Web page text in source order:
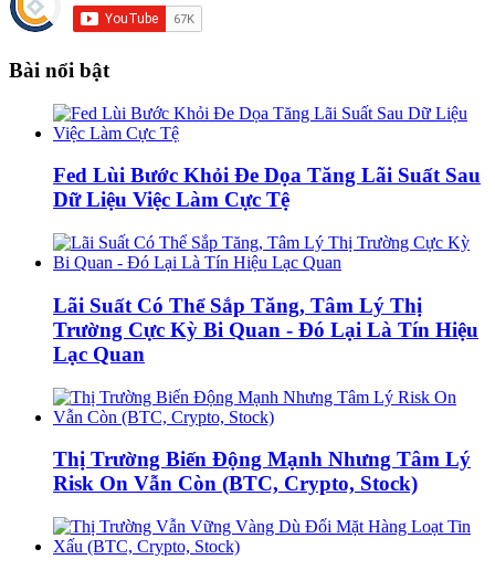
Bài nổi bật
Fed Lùi Bước Khỏi Đe Dọa Tăng Lãi Suất Sau
Dữ Liệu Việc Làm Cực Tệ
Lãi Suất Có Thể Sắp Tăng, Tâm Lý Thị
Trường Cực Kỳ Bi Quan - Đó Lại Là Tín Hiệu
Lạc Quan
Thị Trường Biến Động Mạnh Nhưng Tâm Lý
Risk On Vẫn Còn (BTC, Crypto, Stock)